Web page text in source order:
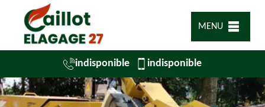
MENU
indisponible indisponible